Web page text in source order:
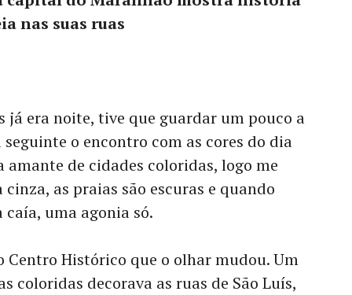
nas suas ruas
já era noite, tive que guardar um pouco a
o encontro com as cores do dia
amante de cidades coloridas, logo me
as praias são escuras e quando
caía, uma agonia só.
Histórico que o olhar mudou. Um
coloridas decorava as ruas de São Luís,